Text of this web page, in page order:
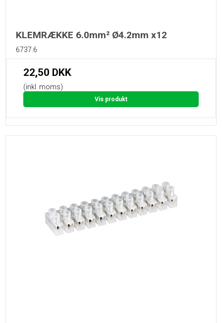
KLEMRÆKKE 6.0mm² Ø4.2mm x12
6737.6
22,50 DKK
(inkl. moms)
Vis produkt